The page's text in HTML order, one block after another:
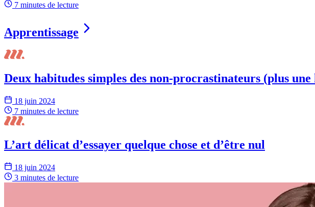
7 minutes de lecture
Apprentissage
Deux habitudes simples des non-procrastinateurs (plus une
18 juin 2024
7 minutes de lecture
L’art délicat d’essayer quelque chose et d’être nul
18 juin 2024
3 minutes de lecture